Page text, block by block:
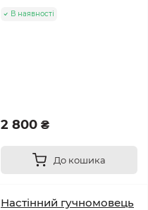
В наявності
2 800 ₴
До кошика
Настінний гучномовець